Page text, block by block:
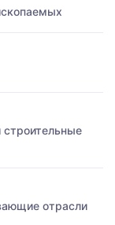
отрасли